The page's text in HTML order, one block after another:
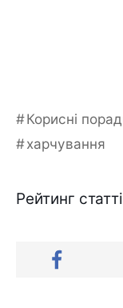
Корисні
харчування
Рейтинг статті